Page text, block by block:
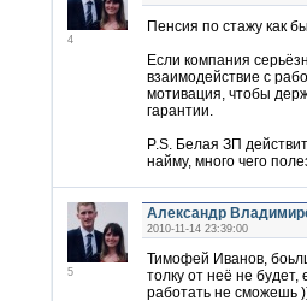
4
Пенсия по стажу как
Если компания
взаимодействие с
мотивация, чтобы
гарантии.
P.S. Белая ЗП
найму, много чего
5
Александр
2010-11-14 23:39:00
Тимофей Иванов,
толку от неё не будет,
работать не сможешь